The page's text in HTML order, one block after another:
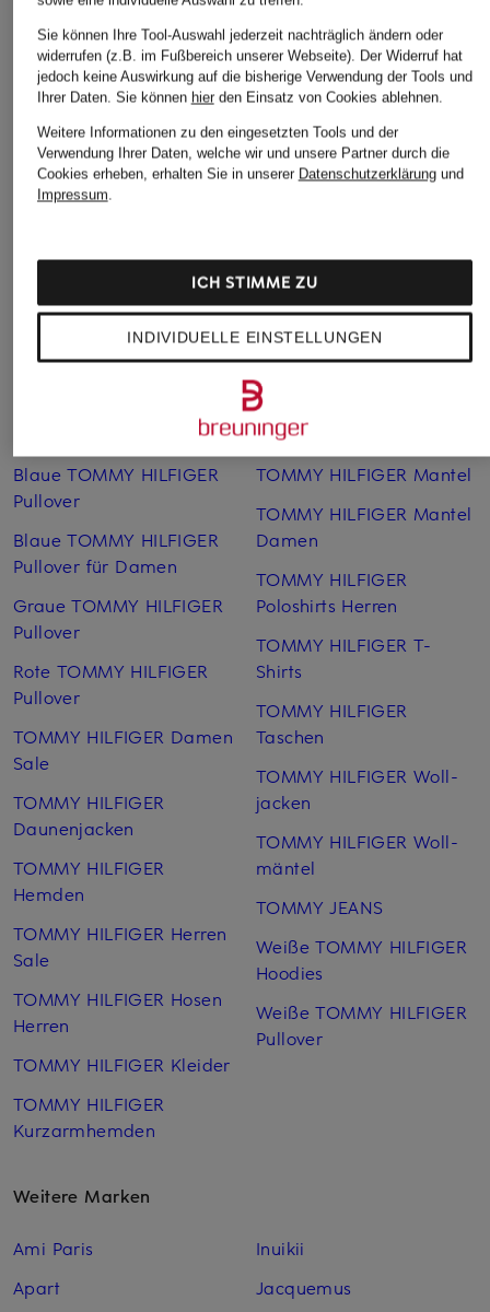
BOSS
T-Shirt
CHF 39
BOSS
Schlafshirt
CHF 45
BOSS
Schlafshirt
CHF 45
Blaue TOMMY HILFIGER
Pullover
Blaue TOMMY HILFIGER
Pullover für Damen
Graue TOMMY HILFIGER
Pullover
Rote TOMMY HILFIGER
Pullover
TOMMY HILFIGER Damen
Sale
TOMMY HILFIGER
Daunenjacken
TOMMY HILFIGER
Hemden
TOMMY HILFIGER Herren
Sale
TOMMY HILFIGER Hosen
Herren
TOMMY HILFIGER Kleider
TOMMY HILFIGER
Kurzarm­hemden
TOMMY HILFIGER Mantel
TOMMY HILFIGER Mantel
Damen
TOMMY HILFIGER
Poloshirts Herren
TOMMY HILFIGER T-
Shirts
TOMMY HILFIGER
Taschen
TOMMY HILFIGER Woll­
jacken
TOMMY HILFIGER Woll­
mäntel
TOMMY JEANS
Weiße TOMMY HILFIGER
Hoodies
Weiße TOMMY HILFIGER
Pullover
Weitere Marken
Ami Paris
Apart
Inuikii
Jacquemus
Sie können Ihre Tool-Auswahl jederzeit nachträglich ändern oder
widerrufen (z.B. im Fußbereich unserer Webseite). Der Widerruf hat
jedoch keine Auswirkung auf die bisherige Verwendung der Tools und
Ihrer Daten. Sie können hierden Einsatz von Cookies ablehnen.
Weitere Informationen zu den eingesetzten Tools und der
Verwendung Ihrer Daten, welche wir und unsere Partner durch die
Cookies erheben, erhalten Sie in unserer Datenschutzerklärungund
Impressum.
INDIVIDUELLE EINSTELLUNGEN
ICH STIMME ZU